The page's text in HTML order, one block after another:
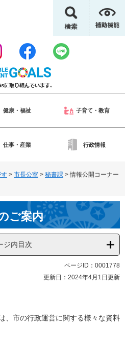
健康・福祉 子育て・教育
仕事・産業 行政情報
> 市長公室 > 秘書課 >情報公開コーナー
ご案内
ジ内目次
ページID：0001778
更新日：2024年4月1日更新
、市の行政運営に関する様々な資料